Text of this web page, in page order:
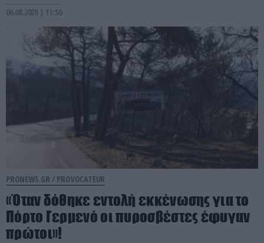
06.08.2026 | 11:50
PRONEWS.GR / PROVOCATEUR
«Όταν δόθηκε εντολή εκκένωσης για το
Πόρτο Γερμενό οι πυροσβέστες έφυγαν
πρώτοι»!